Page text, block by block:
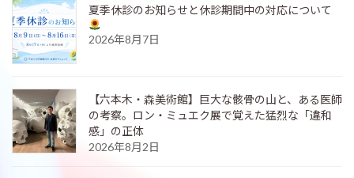
夏季休診のお知らせと休診期間中の対応について
2026年8月7日
【六本木・森美術館】巨大な骸骨の山と、ある医師
の考察。ロン・ミュエク展で覚えた猛烈な「違和
感」の正体
2026年8月2日